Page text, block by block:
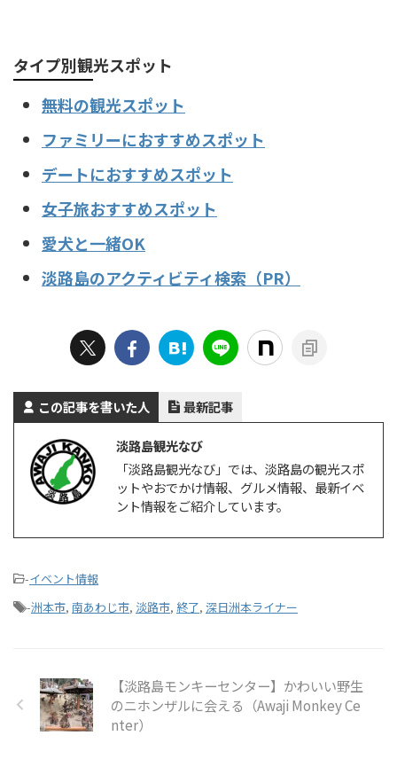
タイプ別観光スポット
無料の観光スポット
ファミリーにおすすめスポット
デートにおすすめスポット
女子旅おすすめスポット
愛犬と一緒OK
淡路島のアクティビティ検索（PR）
この記事を書いた人 最新記事
淡路島観光なび
「淡路島観光なび」では、淡路島の観光スポ
ットやおでかけ情報、グルメ情報、最新イベ
ント情報をご紹介しています。
-イベント情報
-洲本市, 南あわじ市, 淡路市, 終了, 深日洲本ライナー
【淡路島モンキーセンター】かわいい野生
のニホンザルに会える（Awaji Monkey Ce
nter）